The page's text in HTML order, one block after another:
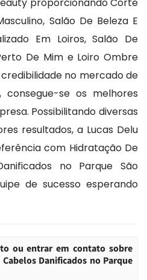
Salão De Beleza E
Em Loiros, Salão De
De Mim e Loiro Ombre
no mercado de
se os melhores
Possibilitando diversas
resultados, a Lucas Delu
com Hidratação De
no Parque São
de sucesso esperando
ou entrar em contato sobre
Danificados no Parque